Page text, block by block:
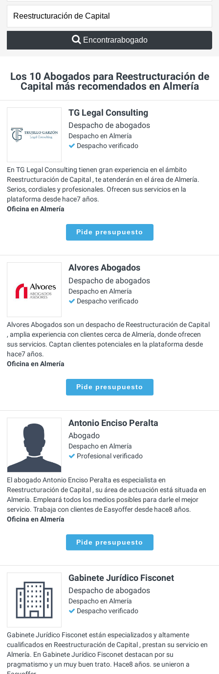
Encontrarabogado
Los 10 Abogados para Reestructuración de
Capital más recomendados en Almería
TG Legal Consulting
Despacho de abogados
Despacho en Almería
Despacho verificado
En TG Legal Consulting tienen gran experiencia en el ámbito
Reestructuración de Capital , te atenderán en el área de Almería.
Serios, cordiales y profesionales. Ofrecen sus servicios en la
plataforma desde hace7 años.
Oficina en Almería
Pide presupuesto
Alvores Abogados
Despacho de abogados
Despacho en Almería
Despacho verificado
Alvores Abogados son un despacho de Reestructuración de Capital
, amplia experiencia con clientes cerca de Almería, donde ofrecen
sus servicios. Captan clientes potenciales en la plataforma desde
hace7 años.
Oficina en Almería
Pide presupuesto
Antonio Enciso Peralta
Abogado
Despacho en Almería
Profesional verificado
El abogado Antonio Enciso Peralta es especialista en
Reestructuración de Capital , su área de actuación está situada en
Almería. Empleará todos los medios posibles para darle el mejor
servicio. Trabaja con clientes de Easyoffer desde hace8 años.
Oficina en Almería
Pide presupuesto
Gabinete Jurídico Fisconet
Despacho de abogados
Despacho en Almería
Despacho verificado
Gabinete Jurídico Fisconet están especializados y altamente
cualificados en Reestructuración de Capital , prestan su servicio en
Almería. En Gabinete Jurídico Fisconet destacan por su
pragmatismo y un muy buen trato. Hace8 años. se unieron a